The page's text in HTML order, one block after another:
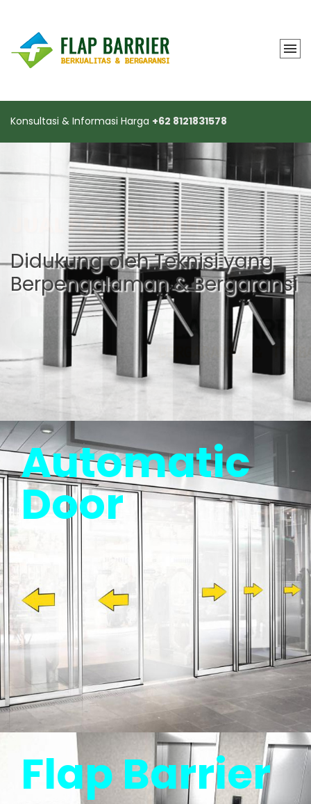
Konsultasi & Informasi Harga +62 8121831578
FLAP BARRIER GATE
Didukung oleh Teknisi yang
Berpengalaman & Bergaransi
MORE
Automatic
Door
Flap Barrier